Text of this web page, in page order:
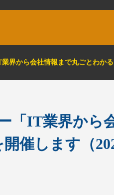
界から会社情報まで丸ごとわかる
「IT業界から
催します（